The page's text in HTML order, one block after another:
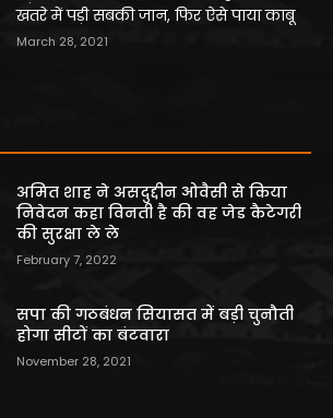
खतरे में पड़ी सबकी जान, फिर ऐसे पाया काबू
March 28, 2021
अमित शाह ने असदुद्दीन ओवैसी से किया
निवेदन कहा विनती है की वह जेड कैटेगरी
की सुरक्षा ले ले
February 7, 2022
सपा की गठबंधन सियासत में बड़ी चुनौती
होगा सीटों का बंटवारा
November 28, 2021